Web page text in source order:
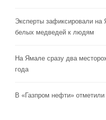
Эксперты зафиксировали на
белых медведей к людям
На Ямале сразу два
года
В «Газпром нефти» отметили